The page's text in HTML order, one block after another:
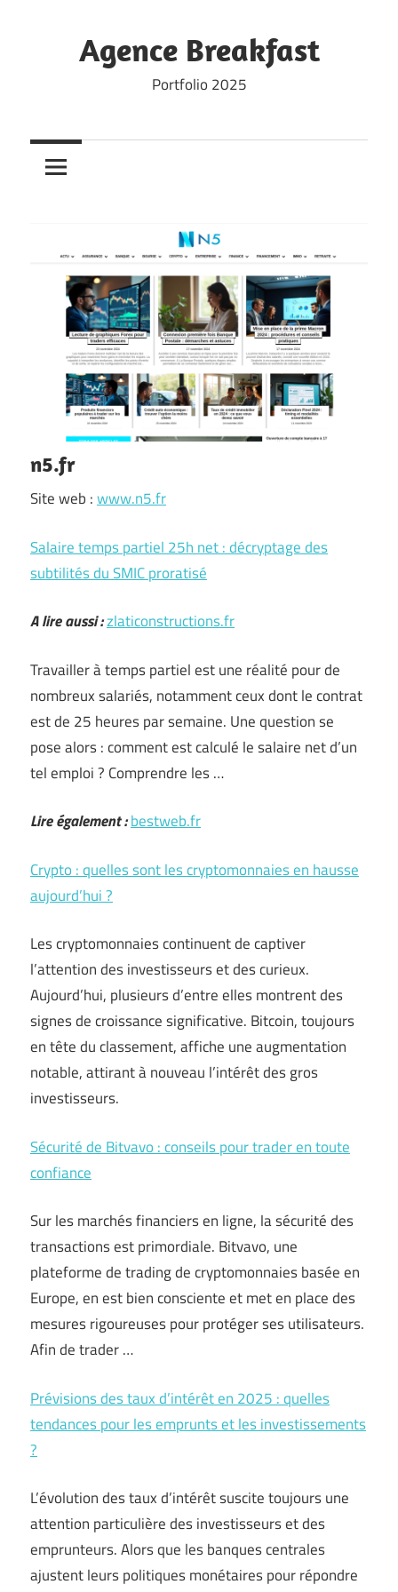
Agence Breakfast
Portfolio 2025
n5.fr
Site web :www.n5.fr
Salaire temps partiel 25h net : décryptage des
subtilités du SMIC proratisé
A lire aussi :zlaticonstructions.fr
Travailler à temps partiel est une réalité pour de
nombreux salariés, notamment ceux dont le contrat
est de 25 heures par semaine. Une question se
pose alors : comment est calculé le salaire net d’un
tel emploi ? Comprendre les …
Lire également :bestweb.fr
Crypto : quelles sont les cryptomonnaies en hausse
aujourd’hui ?
Les cryptomonnaies continuent de captiver
l’attention des investisseurs et des curieux.
Aujourd’hui, plusieurs d’entre elles montrent des
signes de croissance significative. Bitcoin, toujours
en tête du classement, affiche une augmentation
notable, attirant à nouveau l’intérêt des gros
investisseurs.
Sécurité de Bitvavo : conseils pour trader en toute
confiance
Sur les marchés financiers en ligne, la sécurité des
transactions est primordiale. Bitvavo, une
plateforme de trading de cryptomonnaies basée en
Europe, en est bien consciente et met en place des
mesures rigoureuses pour protéger ses utilisateurs.
Afin de trader …
Prévisions des taux d’intérêt en 2025 : quelles
tendances pour les emprunts et les investissements
?
L’évolution des taux d’intérêt suscite toujours une
attention particulière des investisseurs et des
emprunteurs. Alors que les banques centrales
ajustent leurs politiques monétaires pour répondre